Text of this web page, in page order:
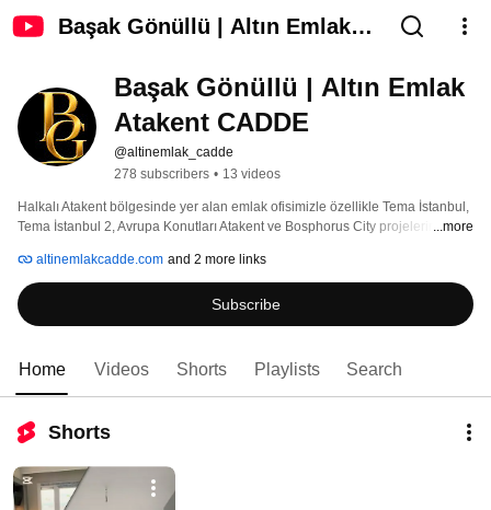
Başak Gönüllü | Altın Emlak
Başak Gönüllü | Altın Emlak
Atakent CADDE
@altinemlak_cadde
278 subscribers • 13 videos
Halkalı Atakent bölgesinde yer alan emlak ofisimizle özellikle Tema İstanbul,
Tema İstanbul 2, Avrupa Konutları Atakent ve Bosphorus City projelerinde
seçeneklerimizle, size en uygun yaşam alanını birlikte buluyoruz. Aynı
zamanda dairesini satmak veya kiraya vermek isteyen mülk sahiplerine
güçlü portföy desteği sunarak alıcılarla buluşturuyoruz. Detaylı bilgi,
portföylerimiz ve iş birliği için kanalımıza abone olmayı unutmayın!
...more
altinemlakcadde.com and 2 more links
Subscribe
Home Videos Shorts Playlists Search
Shorts